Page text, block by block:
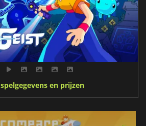
en prijzen